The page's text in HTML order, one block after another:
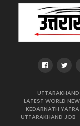
UTTARAKHAND
LATEST WORLD
KEDARNATH YATRA
UTTARAKHAND JOB